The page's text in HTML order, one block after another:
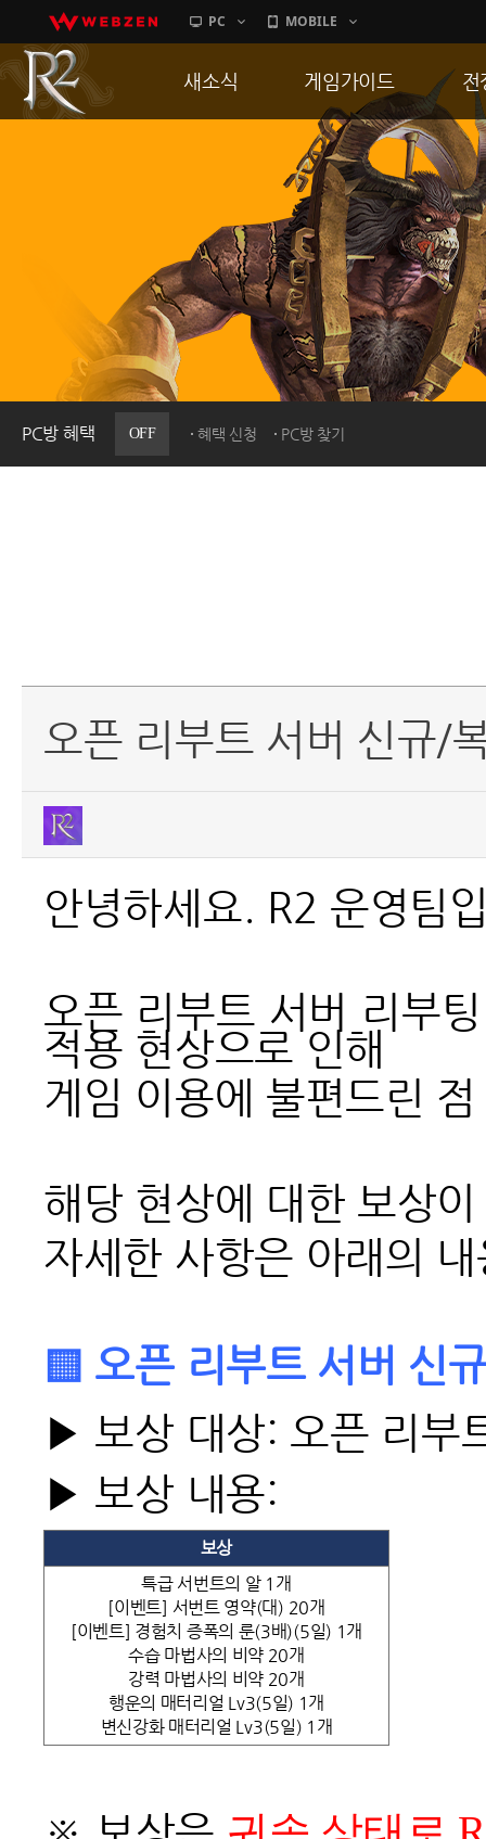
PC MOBILE
PC방 혜택 OFF 혜택 신청 PC방 찾기
새소식
이벤트
히스토리
PC방으로간다
게임가이드
게임 특징
서버가이드
신병훈련소
세부가이드
통합보급센터
전
통
공
오픈 리부트 서버 신규/
안녕하세요. R2 운영팀
오픈 리부트 서버 리부
적용 현상으로 인해
게임 이용에 불편드린
해당 현상에 대한 보상
자세한 사항은 아래의
▒ 오픈 리부트 서버 신
▶ 보상 대상: 오픈 리부
▶ 보상 내용:
보상
특급 서번트의 알 1개
[이벤트] 서번트 영약(대) 20개
[이벤트] 경험치 증폭의 룬(3배)(5일) 1개
수습 마법사의 비약 20개
강력 마법사의 비약 20개
행운의 매터리얼 Lv3(5일) 1개
변신강화 매터리얼 Lv3(5일) 1개